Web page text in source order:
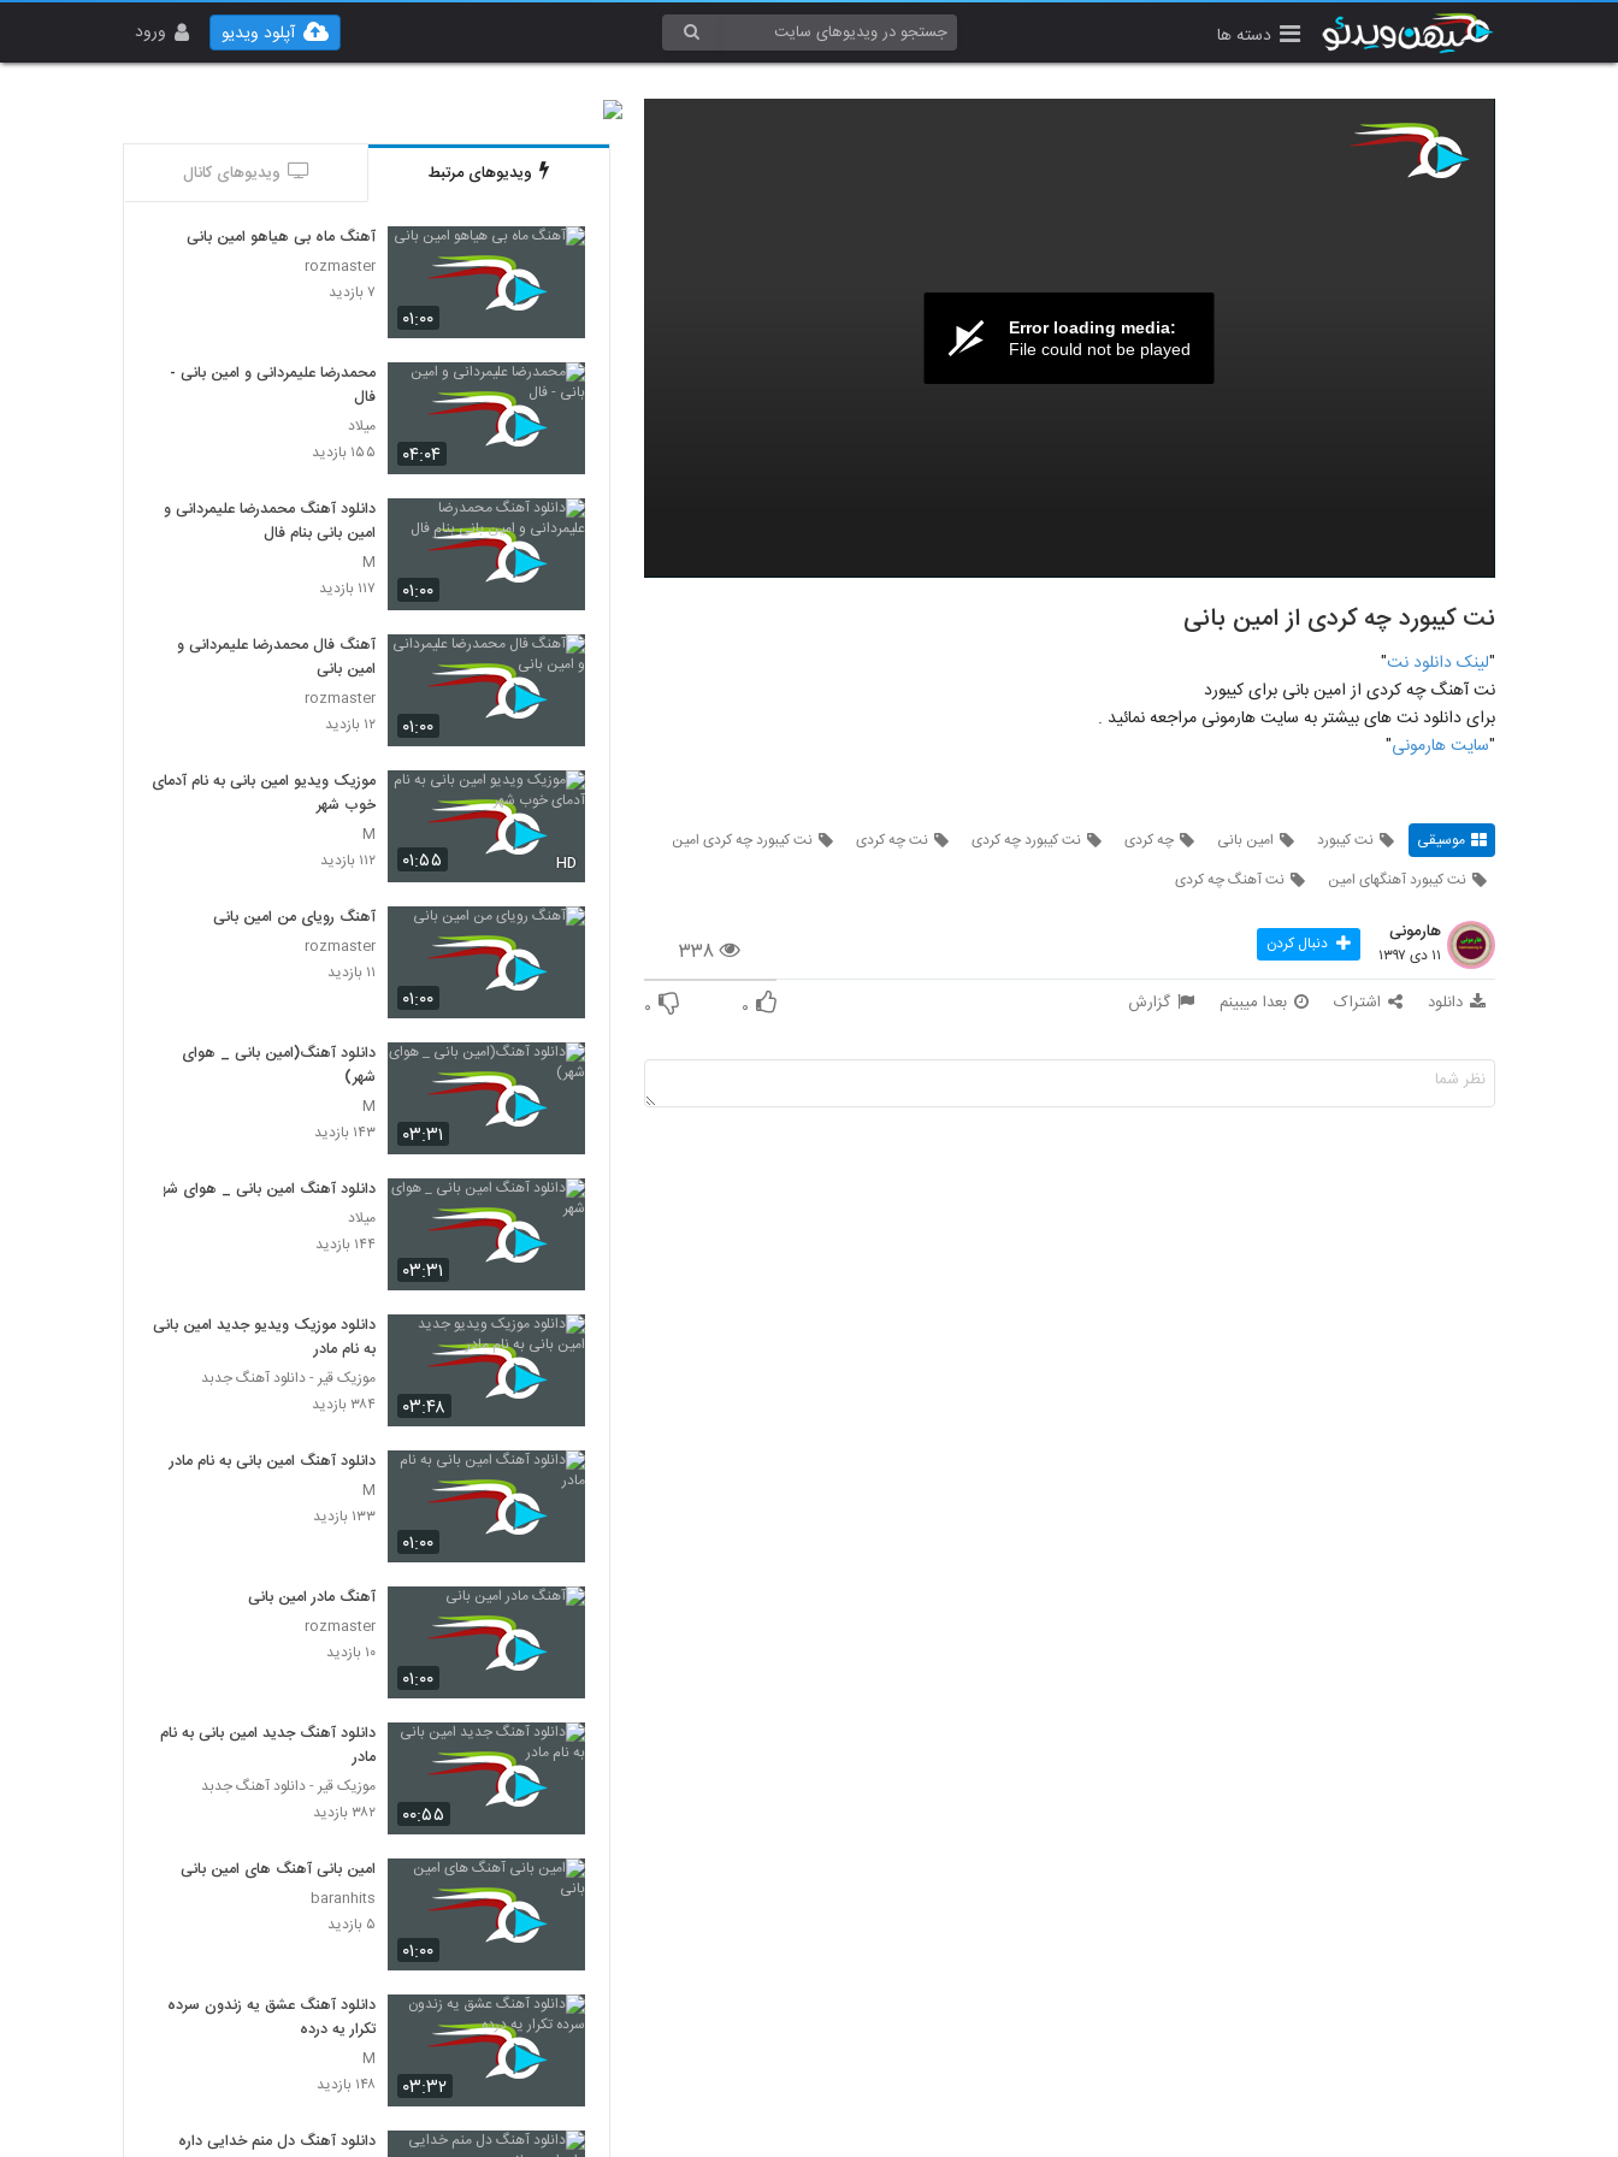
دسته ها ورود آپلود ویدیو
Error loading media:
File could not be played
نت کیبورد چه کردی از امین بانی
"لينک دانلود نت"
نت آهنگ چه کردی از امین بانی برای کیبورد
برای دانلود نت های بيشتر به سايت هارمونی مراجعه نمائيد .
"سايت هارمونی"
موسیقی نت کیبورد امین بانی چه کردی نت کیبورد چه کردی نت چه کردی
نت کیبورد چه کردی امین
نت کیبورد آهنگهای امین
نت آهنگ چه کردی
۳۳۸
هارمونی
۱۱ دی ۱۳۹۷ دنبال کردن
دانلود اشتراک بعدا میبینم گزارش ۰ ۰
ویدیوهای مرتبط ویدیوهای کانال
۰۱:۰۰
آهنگ ماه بی هیاهو امین بانی
rozmaster
۷ بازدید
۰۴:۰۴
محمدرضا علیمردانی و امین بانی -
فال
میلاد
۱۵۵ بازدید
۰۱:۰۰
دانلود آهنگ محمدرضا علیمردانی و
امین بانی بنام فال
M
۱۱۷ بازدید
۰۱:۰۰
آهنگ فال محمدرضا علیمردانی و
امین بانی
rozmaster
۱۲ بازدید
۰۱:۵۵ HD
موزیک ویدیو امین بانی به نام آدمای
خوب شهر
M
۱۱۲ بازدید
۰۱:۰۰
آهنگ رویای من امین بانی
rozmaster
۱۱ بازدید
۰۳:۳۱
دانلود آهنگ(امین بانی _ هوای
شهر)
M
۱۴۳ بازدید
۰۳:۳۱
دانلود آهنگ امین بانی _ هوای شهر
میلاد
۱۴۴ بازدید
۰۳:۴۸
دانلود موزیک ویدیو جدید امین بانی
به نام مادر
موزیک قیر - دانلود آهنگ جدبد
۳۸۴ بازدید
۰۱:۰۰
دانلود آهنگ امین بانی به نام مادر
M
۱۳۳ بازدید
۰۱:۰۰
آهنگ مادر امین بانی
rozmaster
۱۰ بازدید
۰۰:۵۵
دانلود آهنگ جدید امین بانی به نام
مادر
موزیک قیر - دانلود آهنگ جدبد
۳۸۲ بازدید
۰۱:۰۰
امین بانی آهنگ های امین بانی
baranhits
۵ بازدید
۰۳:۳۲
دانلود آهنگ عشق یه زندون سرده
تکرار یه درده
M
۱۴۸ بازدید
دانلود آهنگ دل منم خدایی داره